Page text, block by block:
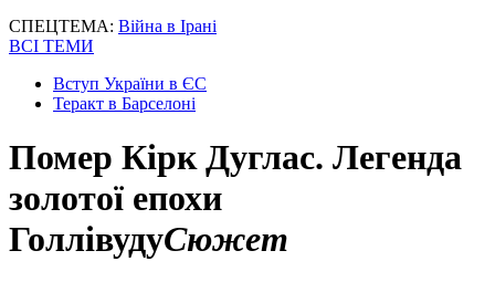
СПЕЦТЕМА: Війна в Ірані
ВСІ ТЕМИ
Вступ України в ЄС
Теракт в Барселоні
Помер Кірк Дуглас. Легенда
золотої епохи
ГоллівудуСюжет